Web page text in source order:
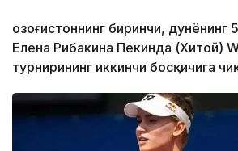
Қозоғистоннинг биринчи, дунёнинг
Елена Рибакина Пекинда (Хитой)
турнирининг иккинчи босқичига